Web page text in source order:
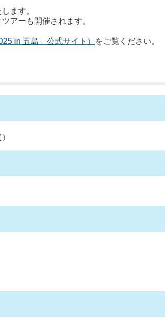
ます。
アーも開催されます。
in 五島」公式サイト） をご覧ください。